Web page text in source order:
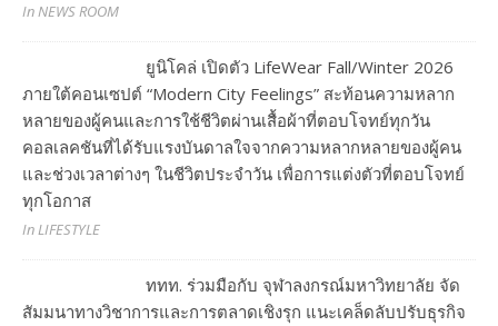
In NEWS ROOM
ยูนิโคล่ เปิดตัว LifeWear Fall/Winter 2026
ภายใต้คอนเซปต์ “Modern City Feelings” สะท้อนความหลาก
หลายของผู้คนและการใช้ชีวิตผ่านเสื้อผ้าที่ตอบโจทย์ทุกวัน
คอลเลคชันที่ได้รับแรงบันดาลใจจากความหลากหลายของผู้คน
และช่วงเวลาต่างๆ ในชีวิตประจำวัน เพื่อการแต่งตัวที่ตอบโจทย์
ทุกโอกาส
In LIFESTYLE
ททท. ร่วมมือกับ จุฬาลงกรณ์มหาวิทยาลัย จัด
สัมมนาทางวิชาการและการตลาดเชิงรุก แนะเคล็ดลับปรับธุรกิจ